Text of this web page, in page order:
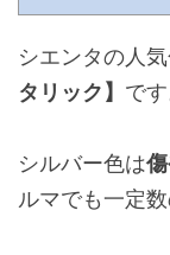
シエンタの人
タリック】 です
シルバー色は
ルマでも一定